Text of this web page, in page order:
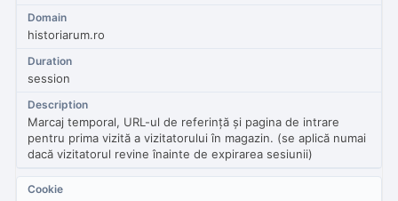
historiarum.ro
session
Marcaj temporal, URL-ul de referință și pagina de intrare
pentru prima vizită a vizitatorului în magazin. (se aplică numai
dacă vizitatorul revine înainte de expirarea sesiunii)